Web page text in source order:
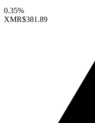
0.35%
XMR$381.89